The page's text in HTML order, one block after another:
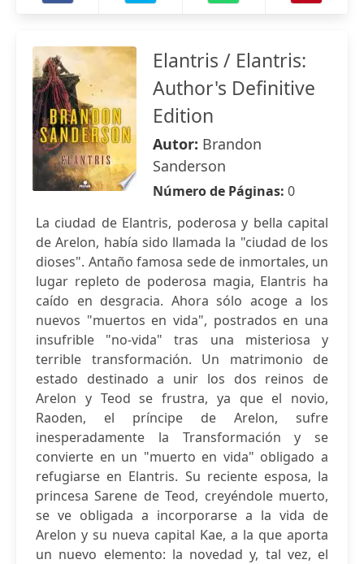
Elantris / Elantris:
Author's Definitive
Edition
Autor: Brandon
Sanderson
Número de Páginas: 0
La ciudad de Elantris, poderosa y bella capital
de Arelon, había sido llamada la "ciudad de los
dioses". Antaño famosa sede de inmortales, un
lugar repleto de poderosa magia, Elantris ha
caído en desgracia. Ahora sólo acoge a los
nuevos "muertos en vida", postrados en una
insufrible "no-vida" tras una misteriosa y
terrible transformación. Un matrimonio de
estado destinado a unir los dos reinos de
Arelon y Teod se frustra, ya que el novio,
Raoden, el príncipe de Arelon, sufre
inesperadamente la Transformación y se
convierte en un "muerto en vida" obligado a
refugiarse en Elantris. Su reciente esposa, la
princesa Sarene de Teod, creyéndole muerto,
se ve obligada a incorporarse a la vida de
Arelon y su nueva capital Kae, a la que aporta
un nuevo elemento: la novedad y, tal vez, el